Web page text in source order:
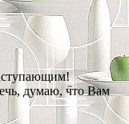
думаю, что Вам